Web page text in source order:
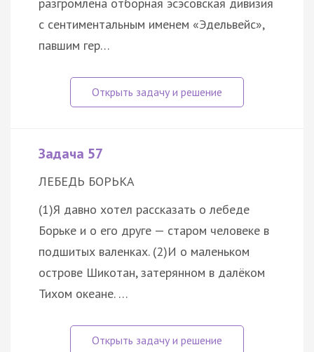
разгромлена отборная эсэсовская дивизия
с сентиментальным именем «Эдельвейс»,
павшим гер…
Задача 57
ЛЕБЕДЬ БОРЬКА
(1)Я давно хотел рассказать о лебеде
Борьке и о его друге — старом человеке в
подшитых валенках. (2)И о маленьком
острове Шикотан, затерянном в далёком
Тихом океане. …